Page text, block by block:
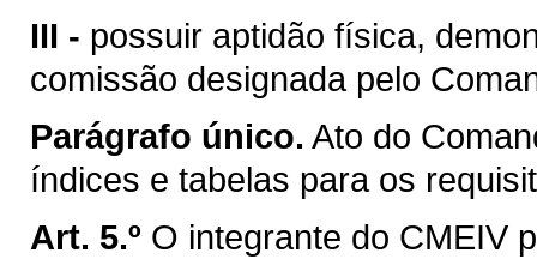
III - possuir aptidão física,
comissão designada pelo
Parágrafo único. Ato do
índices e tabelas para os
Art. 5.º O integrante do CMEIV